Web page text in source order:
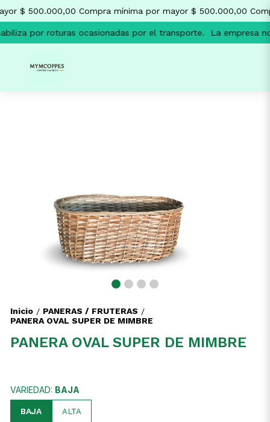
$ 500.000,00 Compra mínima por mayor $ 500.000,00
por roturas ocasionadas por el transporte. La empresa
Inicio / PANERAS / FRUTERAS /
PANERA OVAL SUPER DE MIMBRE
PANERA OVAL SUPER DE MIMBRE
VARIEDAD: BAJA
BAJA ALTA